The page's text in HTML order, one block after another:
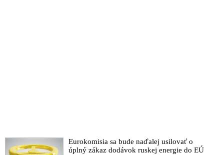
Eurokomisia sa bude naďalej usilovať o
úplný zákaz dodávok ruskej energie do EÚ